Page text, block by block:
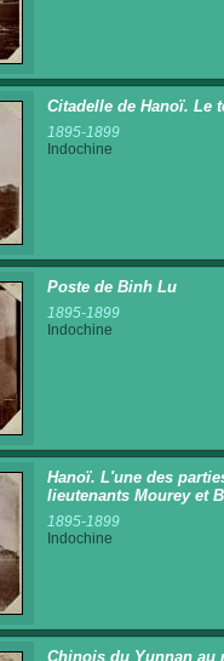
Citadelle de Hanoï. Le
1895-1899
Indochine
Poste de Binh Lu
1895-1899
Indochine
Hanoï. L'une des
lieutenants Mourey et
1895-1899
Indochine
Chinois du Yunnan au